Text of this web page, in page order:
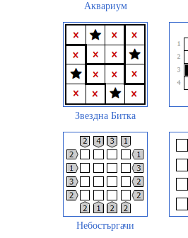
Аквариум
Звездна Битка
Небостъргачи